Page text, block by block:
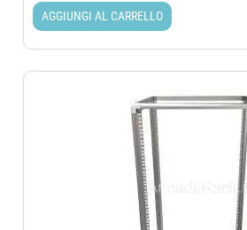
AGGIUNGI AL CARRELLO